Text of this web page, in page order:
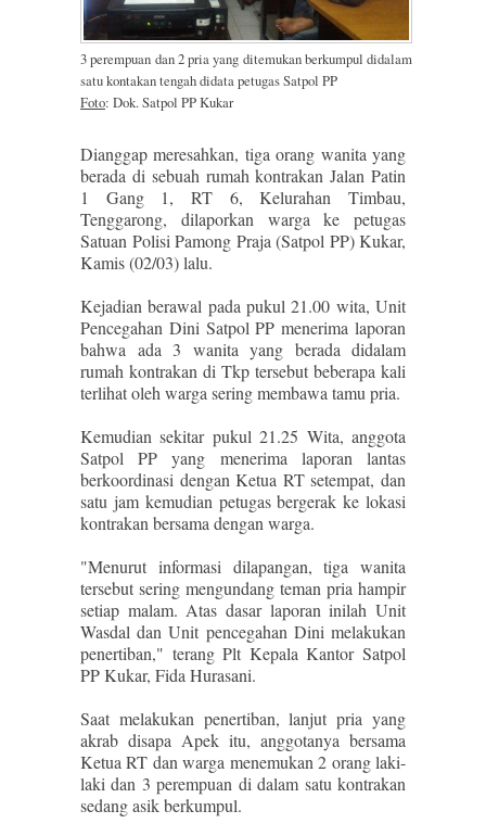
3 perempuan dan 2 pria yang ditemukan berkumpul didalam
satu kontakan tengah didata petugas Satpol PP
Foto: Dok. Satpol PP Kukar
Dianggap meresahkan, tiga orang wanita yang
berada di sebuah rumah kontrakan Jalan Patin
1 Gang 1, RT 6, Kelurahan Timbau,
Tenggarong, dilaporkan warga ke petugas
Satuan Polisi Pamong Praja (Satpol PP) Kukar,
Kamis (02/03) lalu.
Kejadian berawal pada pukul 21.00 wita, Unit
Pencegahan Dini Satpol PP menerima laporan
bahwa ada 3 wanita yang berada didalam
rumah kontrakan di Tkp tersebut beberapa kali
terlihat oleh warga sering membawa tamu pria.
Kemudian sekitar pukul 21.25 Wita, anggota
Satpol PP yang menerima laporan lantas
berkoordinasi dengan Ketua RT setempat, dan
satu jam kemudian petugas bergerak ke lokasi
kontrakan bersama dengan warga.
"Menurut informasi dilapangan, tiga wanita
tersebut sering mengundang teman pria hampir
setiap malam. Atas dasar laporan inilah Unit
Wasdal dan Unit pencegahan Dini melakukan
penertiban," terang Plt Kepala Kantor Satpol
PP Kukar, Fida Hurasani.
Saat melakukan penertiban, lanjut pria yang
akrab disapa Apek itu, anggotanya bersama
Ketua RT dan warga menemukan 2 orang laki-
laki dan 3 perempuan di dalam satu kontrakan
sedang asik berkumpul.